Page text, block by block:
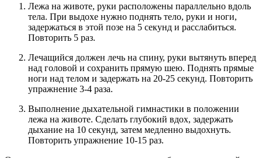
Лежа на животе, руки расположены параллельно вдоль
тела. При выдохе нужно поднять тело, руки и ноги,
задержаться в этой позе на 5 секунд и расслабиться.
Повторить 5 раз.
Лечащийся должен лечь на спину, руки вытянуть вперед
над головой и сохранить прямую шею. Поднять прямые
ноги над телом и задержать на 20-25 секунд. Повторить
упражнение 3-4 раза.
Выполнение дыхательной гимнастики в положении
лежа на животе. Сделать глубокий вдох, задержать
дыхание на 10 секунд, затем медленно выдохнуть.
Повторить упражнение 10-15 раз.